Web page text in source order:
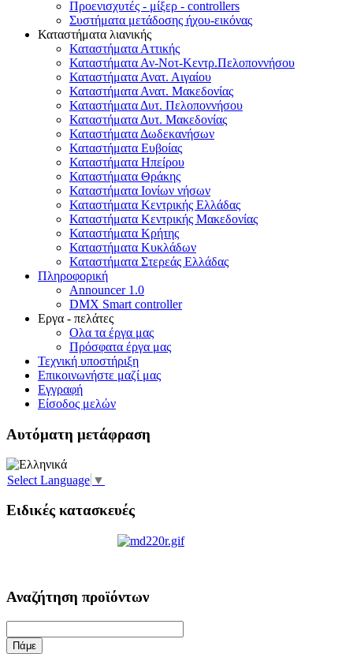
Προενισχυτές - μίξερ - controllers
Συστήματα μετάδοσης ήχου-εικόνας
Καταστήματα λιανικής
Καταστήματα Αττικής
Καταστήματα Αν-Νοτ-Κεντρ.Πελοποννήσου
Καταστήματα Ανατ. Αιγαίου
Καταστήματα Ανατ. Μακεδονίας
Καταστήματα Δυτ. Πελοποννήσου
Καταστήματα Δυτ. Μακεδονίας
Καταστήματα Δωδεκανήσων
Καταστήματα Ευβοίας
Καταστήματα Ηπείρου
Καταστήματα Θράκης
Καταστήματα Ιονίων νήσων
Καταστήματα Κεντρικής Ελλάδας
Καταστήματα Κεντρικής Μακεδονίας
Καταστήματα Κρήτης
Καταστήματα Κυκλάδων
Καταστήματα Στερεάς Ελλάδας
Πληροφορική
Announcer 1.0
DMX Smart controller
Εργα - πελάτες
Ολα τα έργα μας
Πρόσφατα έργα μας
Τεχνική υποστήριξη
Επικοινωνήστε μαζί μας
Εγγραφή
Είσοδος μελών
Αυτόματη μετάφραση
Select Language ▼
Ειδικές κατασκευές
Αναζήτηση προϊόντων